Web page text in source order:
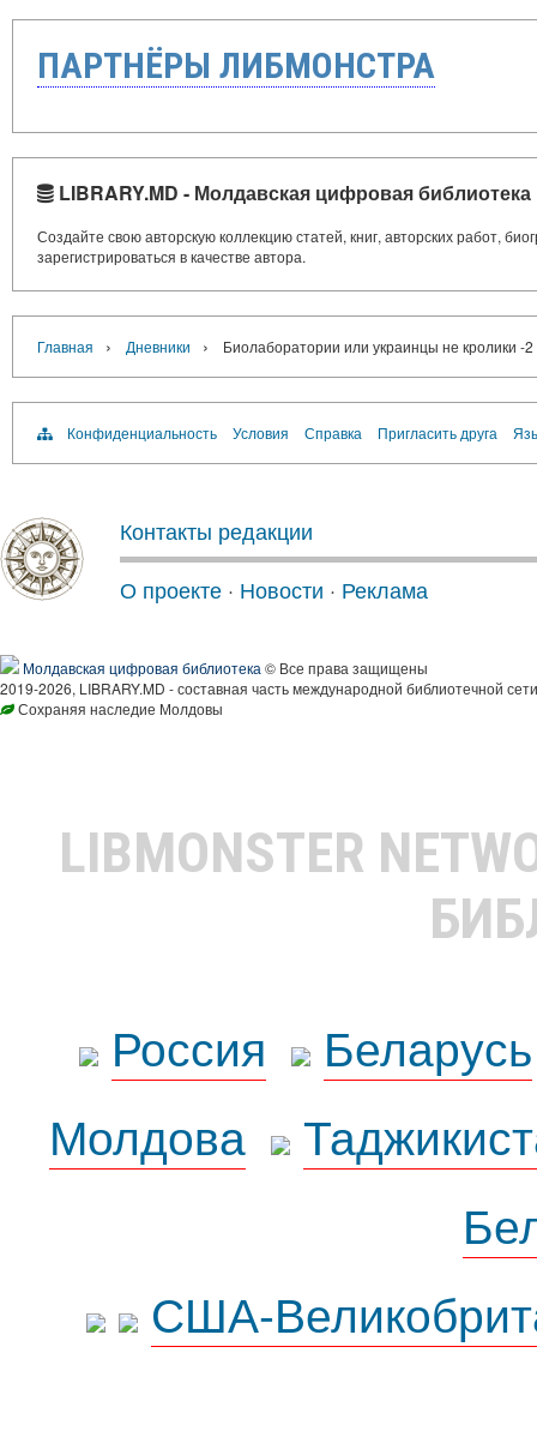
ПАРТНЁРЫ ЛИБМОНСТРА
LIBRARY.MD - Молдавская цифровая библиотека
Создайте свою авторскую коллекцию статей, книг, авторских работ,
зарегистрироваться в качестве автора.
Главная › Дневники › Биолаборатории или украинцы не кролики -2
Конфиденциальность Условия Справка Пригласить друга
Контакты редакции
О проекте · Новости · Реклама
Молдавская цифровая библиотека © Все права защищены
2019-2026, LIBRARY.MD - составная часть международной библиотечной
Сохраняя наследие Молдовы
LIBMONSTER
Россия
Беларусь
Молдова
США-